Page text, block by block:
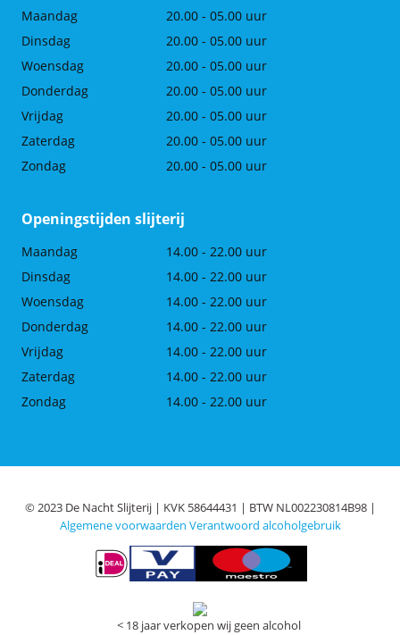
Maandag
20.00 - 05.00 uur
Dinsdag
20.00 - 05.00 uur
Woensdag
20.00 - 05.00 uur
Donderdag
20.00 - 05.00 uur
Vrijdag
20.00 - 05.00 uur
Zaterdag
20.00 - 05.00 uur
Zondag
20.00 - 05.00 uur
Openingstijden slijterij
Maandag
14.00 - 22.00 uur
Dinsdag
14.00 - 22.00 uur
Woensdag
14.00 - 22.00 uur
Donderdag
14.00 - 22.00 uur
Vrijdag
14.00 - 22.00 uur
Zaterdag
14.00 - 22.00 uur
Zondag
14.00 - 22.00 uur
© 2023 De Nacht Slijterij | KVK 58644431 | BTW NL002230814B98 |
Algemene voorwaarden Verantwoord alcoholgebruik
< 18 jaar verkopen wij geen alcohol